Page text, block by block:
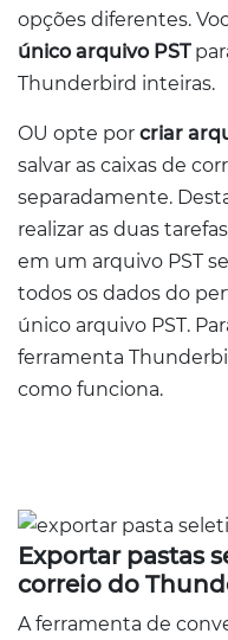
opções diferentes.
único arquivo PST
Thunderbird inteiras.
OU opte por criar
salvar as caixas de
separadamente.
realizar as duas
em um arquivo PST
todos os dados do
único arquivo PST.
ferramenta
como funciona.
Exportar pastas
correio do
A ferramenta de